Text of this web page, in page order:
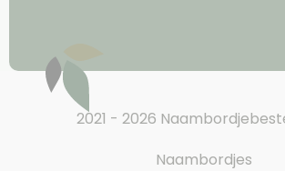
2021 - 2026
Naambordjes